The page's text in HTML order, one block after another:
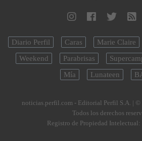
Diario Perfil Caras Marie Claire
Weekend
Parabrisas
Mía
Lunateen
noticias.perfil.com - Editorial Perfil S.A. | ©
Todos los derechos
Registro de Propiedad